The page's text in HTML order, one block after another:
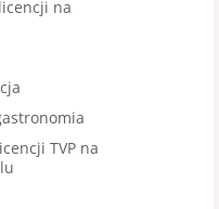
na
TVP na